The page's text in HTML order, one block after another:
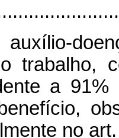
auxílio-
trabalho,
a
no